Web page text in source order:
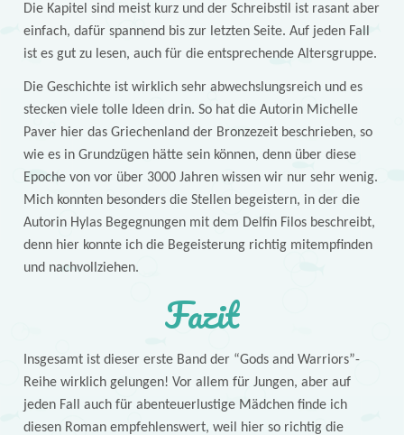
Die Kapitel sind meist kurz und der Schreibstil ist rasant aber
einfach, dafür spannend bis zur letzten Seite. Auf jeden Fall
ist es gut zu lesen, auch für die entsprechende Altersgruppe.
Die Geschichte ist wirklich sehr abwechslungsreich und es
stecken viele tolle Ideen drin. So hat die Autorin Michelle
Paver hier das Griechenland der Bronzezeit beschrieben, so
wie es in Grundzügen hätte sein können, denn über diese
Epoche von vor über 3000 Jahren wissen wir nur sehr wenig.
Mich konnten besonders die Stellen begeistern, in der die
Autorin Hylas Begegnungen mit dem Delfin Filos beschreibt,
denn hier konnte ich die Begeisterung richtig mitempfinden
und nachvollziehen.
Fazit
Insgesamt ist dieser erste Band der “Gods and Warriors”-
Reihe wirklich gelungen! Vor allem für Jungen, aber auf
jeden Fall auch für abenteuerlustige Mädchen finde ich
diesen Roman empfehlenswert, weil hier so richtig die